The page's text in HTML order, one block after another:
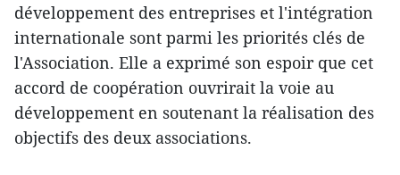
développement des entreprises et l'intégration
internationale sont parmi les priorités clés de
l'Association. Elle a exprimé son espoir que cet
accord de coopération ouvrirait la voie au
développement en soutenant la réalisation des
objectifs des deux associations.